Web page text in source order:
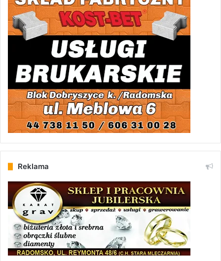
Reklama